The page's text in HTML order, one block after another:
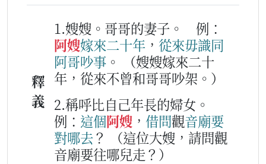
釋
義
1.嫂嫂。哥哥的妻子。
例：
阿嫂嫁來二十年 ， 從來毋識同
阿哥吵事 。
（嫂嫂嫁來二十
年，從來不曾和哥哥吵架。）
2.稱呼比自己年長的婦女。
例： 這個阿嫂 ， 借問觀音廟要
對哪去？
（這位大嫂，請問觀
音廟要往哪兒走？）